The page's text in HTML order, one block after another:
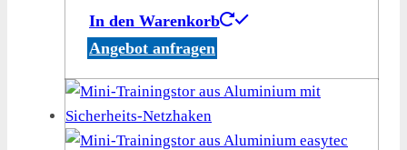
In den Warenkorb
Angebot anfragen